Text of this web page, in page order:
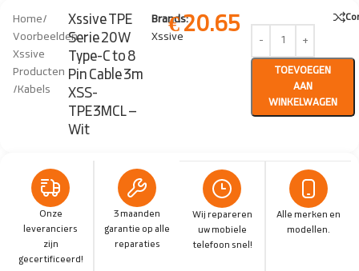
Home/
Voorbeelden
Xssive
Producten
/Kabels
Xssive TPE
Serie 20W
Type-C to 8
Pin Cable 3m
XSS-
TPE3MCL –
Wit
Brands:
Xssive
€20.65
TOEVOEGEN
AAN
WINKELWAGEN
Onze
leveranciers
zijn
gecertificeerd!
3 maanden
garantie op alle
reparaties
Wij repareren
uw mobiele
telefoon snel!
Alle merken en
modellen.